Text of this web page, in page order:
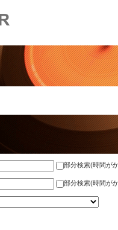
部分検索(時間が
部分検索(時間が